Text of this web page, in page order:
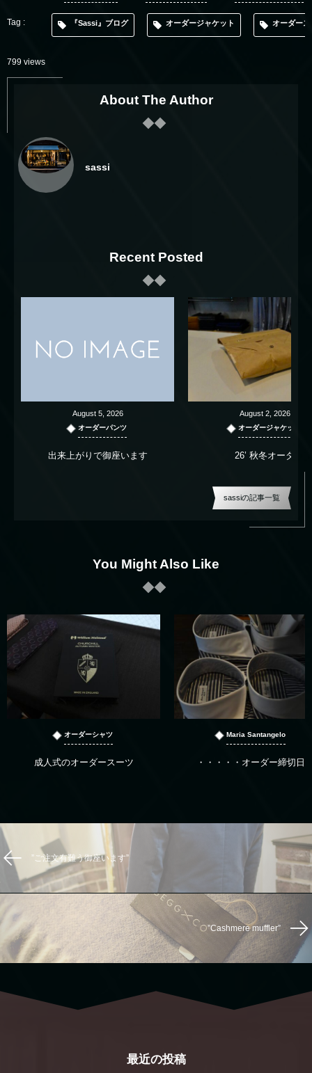
『Sassi』ブログ オーダージャケット オーダー
799 views
About The Author
sassi
Recent Posted
August 5, 2026
オーダーパンツ
出来上がりで御座います
August 2, 2026
オーダージャケット
26’ 秋冬オーダー
sassiの記事一覧
You Might Also Like
オーダーシャツ
成人式のオーダースーツ
Maria Santangelo
・・・・・オーダー締切日
”ご注文有難う御座います”
”Cashmere muffler”
最近の投稿